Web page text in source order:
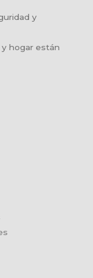
y
hogar están